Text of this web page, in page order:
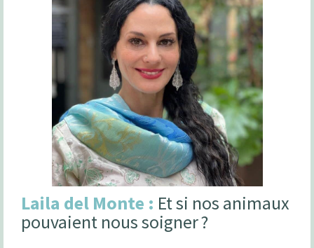
Laila del Monte : Et si nos animaux
pouvaient nous soigner ?